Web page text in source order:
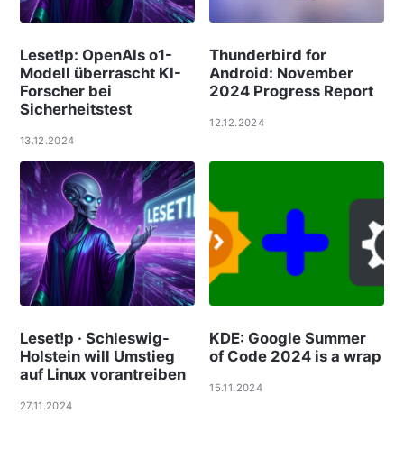
Leset!p: OpenAIs o1-
Modell überrascht KI-
Forscher bei
Sicherheitstest
13.12.2024
Thunderbird for
Android: November
2024 Progress Report
12.12.2024
Leset!p · Schleswig-
Holstein will Umstieg
auf Linux vorantreiben
27.11.2024
KDE: Google Summer
of Code 2024 is a wrap
15.11.2024